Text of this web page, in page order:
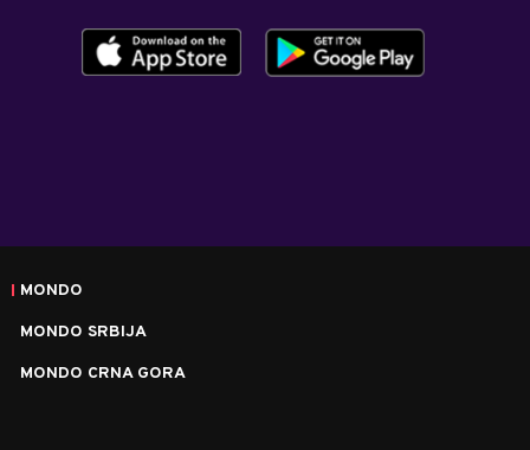
MONDO
MONDO SRBIJA
MONDO CRNA GORA